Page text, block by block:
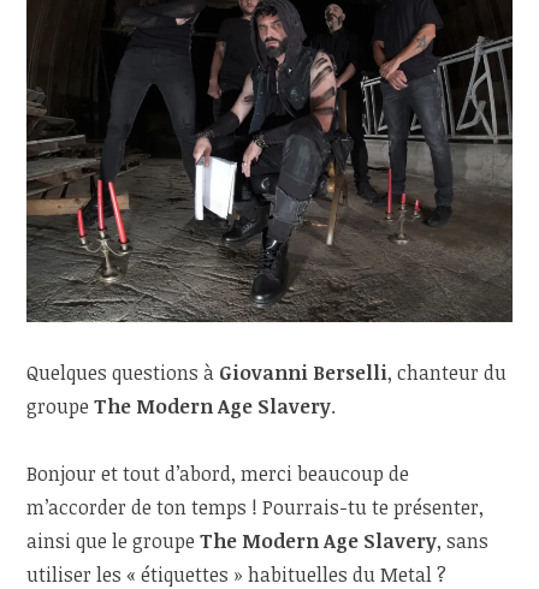
Quelques questions à Giovanni Berselli, chanteur du
groupeThe Modern Age Slavery.
Bonjour et tout d’abord, merci beaucoup de
m’accorder de ton temps ! Pourrais-tu te présenter,
ainsi que le groupeThe Modern Age Slavery, sans
utiliser les « étiquettes » habituelles du Metal ?